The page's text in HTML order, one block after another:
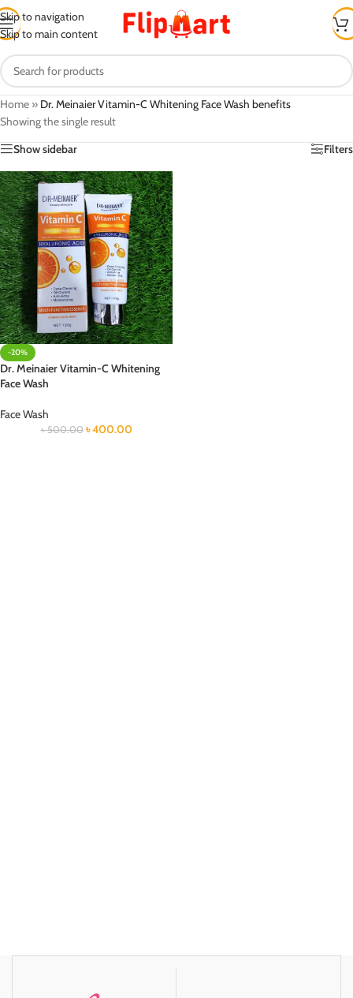
Skip to navigation
Skip to main content
Home » Dr. Meinaier Vitamin-C Whitening Face Wash benefits
Showing the single result
Show sidebar
Filters
-20%
Dr. Meinaier Vitamin-C Whitening
Face Wash
Face Wash
৳500.00 ৳400.00